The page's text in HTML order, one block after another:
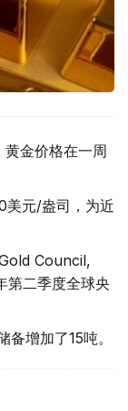
金价格在一周
美元/盎司，为近
Council,
第二季度全球央
增加了15吨。